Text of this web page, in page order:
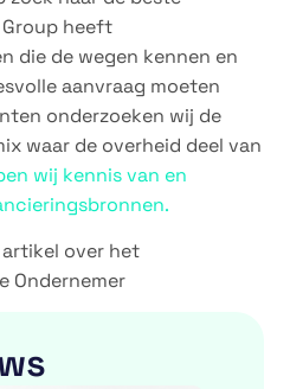
heeft
die de wegen kennen en
aanvraag moeten
onderzoeken wij de
waar de overheid deel van
wij kennis van en
over het
Ondernemer